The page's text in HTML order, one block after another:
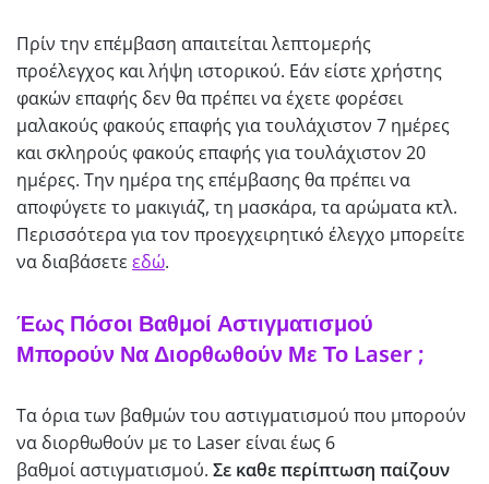
Πρίν την επέμβαση απαιτείται λεπτομερής
προέλεγχος και λήψη ιστορικού. Εάν είστε χρήστης
φακών επαφής δεν θα πρέπει να έχετε φορέσει
μαλακούς φακούς επαφής για τουλάχιστον 7 ημέρες
και σκληρούς φακούς επαφής για τουλάχιστον 20
ημέρες. Την ημέρα της επέμβασης θα πρέπει να
αποφύγετε το μακιγιάζ, τη μασκάρα, τα αρώματα κτλ.
Περισσότερα για τον προεγχειρητικό έλεγχο μπορείτε
να διαβάσετε εδώ.
Έως Πόσοι Βαθμοί Αστιγματισμού
Μπορούν Να Διορθωθούν Με Το Laser ;
Τα όρια των βαθμών τoυ αστιγματισμού που μπορούν
να διορθωθούν με το Laser είναι έως 6
βαθμοί αστιγματισμού. Σε καθε περίπτωση παίζουν